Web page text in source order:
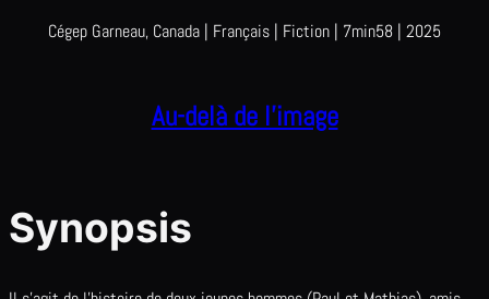
Cégep Garneau, Canada | Français | Fiction | 7min58 | 2025
Au-delà de l’image
Synopsis